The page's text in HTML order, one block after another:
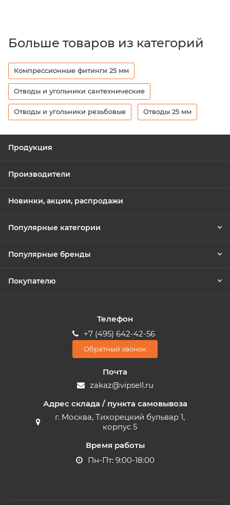
Больше товаров из категорий
Компрессионные фитинги 25 мм
Отводы и угольники сантехнические
Отводы и угольники резьбовые Отводы 25 мм
Продукция
Производители
Новинки, акции, распродажи
Популярные категории
Популярные бренды
Покупателю
Телефон
+7 (495) 642-42-56
Обратный звонок
Почта
zakaz@vipsell.ru
Адрес склада / пункта самовывоза
г. Москва, Тихорецкий бульвар 1,
корпус 5
Время работы
Пн-Пт: 9:00-18:00